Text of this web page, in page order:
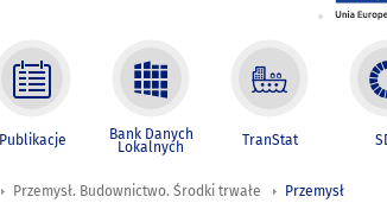
Publikacje Bank Danych
Lokalnych TranStat
Przemysł. Budownictwo. Środki trwałe Przemysł